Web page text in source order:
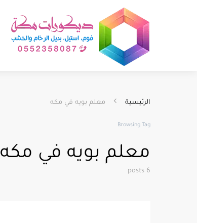
الرئيسية معلم بويه في مكه
Browsing Tag
معلم بويه في مكه
6 posts